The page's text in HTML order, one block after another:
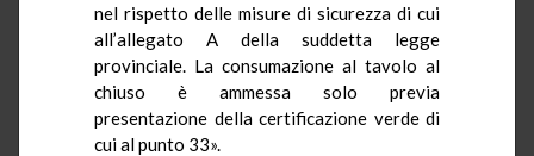
nel rispetto delle misure di sicurezza di cui
all’allegato A della suddetta legge
provinciale. La consumazione al tavolo al
chiuso è ammessa solo previa
presentazione della certificazione verde di
cui al punto 33».